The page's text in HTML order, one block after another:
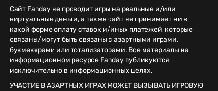
Сайт Fanday не проводит игры на реальные и/или
виртуальные деньги, а также сайт не принимает ни в
какой форме оплату ставок и/иных платежей, которые
связаны/могут быть связаны с азартными играми,
букмекерами или тотализаторами. Все материалы на
информационном ресурсе Fanday публикуются
исключительно в информационных целях.
УЧАСТИЕ В АЗАРТНЫХ ИГРАХ МОЖЕТ ВЫЗЫВАТЬ ИГРОВУЮ